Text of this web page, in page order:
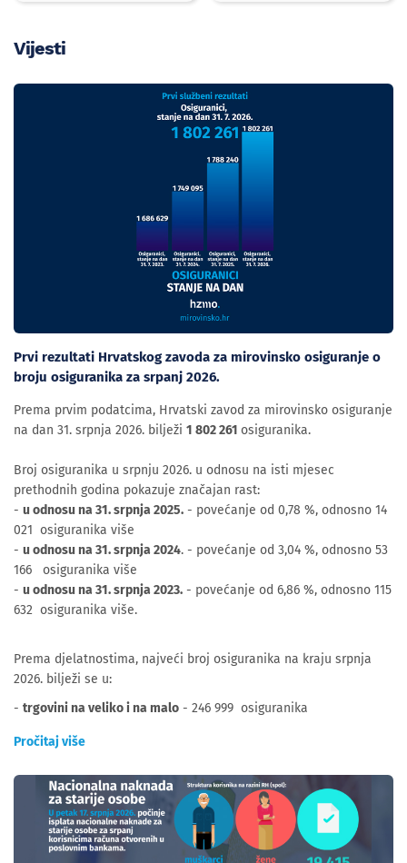
Vijesti
Prvi rezultati Hrvatskog zavoda za mirovinsko osiguranje o
broju osiguranika za srpanj 2026.
Prema prvim podatcima, Hrvatski zavod za mirovinsko osiguranje
na dan 31. srpnja 2026. bilježi 1 802 261 osiguranika.
Broj osiguranika u srpnju 2026. u odnosu na isti mjesec
prethodnih godina pokazuje značajan rast:
- u odnosu na 31. srpnja 2025. - povećanje od 0,78 %, odnosno 14
021 osiguranika više
- u odnosu na 31. srpnja 2024. - povećanje od 3,04 %, odnosno 53
166 osiguranika više
- u odnosu na 31. srpnja 2023. - povećanje od 6,86 %, odnosno 115
632 osiguranika više.
Prema djelatnostima, najveći broj osiguranika na kraju srpnja
2026. bilježi se u:
- trgovini na veliko i na malo - 246 999 osiguranika
Pročitaj više